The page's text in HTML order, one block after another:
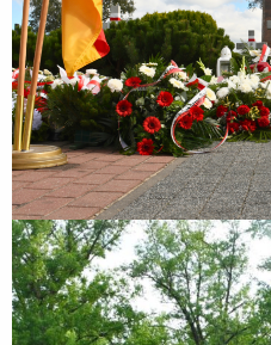
Rodzinny Piknik
Rodzinny Piknik Sportowy z okazji
Biegiem Zakroczymskim „Nałogi!
partnerstwie z Samorządem